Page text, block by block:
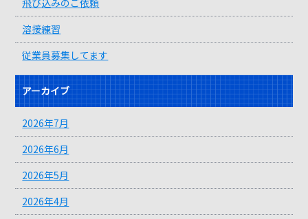
溶接練習
従業員募集してます
アーカイブ
2026年7月
2026年6月
2026年5月
2026年4月